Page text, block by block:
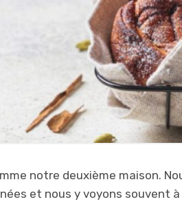
notre deuxième maison.
et nous y voyons souvent